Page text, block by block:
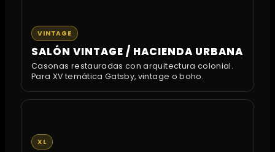
VINTAGE
SALÓN VINTAGE / HACIENDA URBANA
Casonas restauradas con arquitectura colonial.
Para XV temática Gatsby, vintage o boho.
XL